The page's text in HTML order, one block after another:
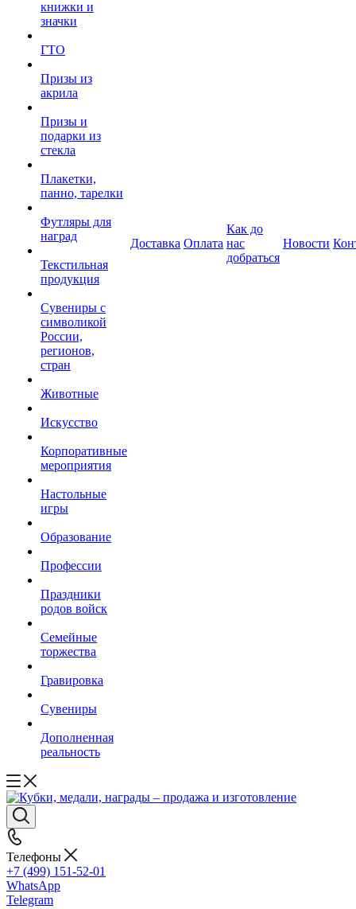
книжки и
значки
ГТО
Призы из
акрила
Призы и
подарки из
стекла
Плакетки,
панно, тарелки
Футляры для
наград
Текстильная
продукция
Сувениры с
символикой
России,
регионов,
стран
Животные
Искусство
Корпоративные
мероприятия
Настольные
игры
Образование
Профессии
Праздники
родов войск
Семейные
торжества
Гравировка
Сувениры
Дополненная
реальность
Доставка Оплата
Как до
нас
добраться
Новости
Телефоны
+7 (499) 151-52-01
WhatsApp
Telegram